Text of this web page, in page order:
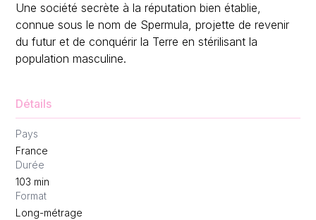
Une société secrète à la réputation bien établie,
connue sous le nom de Spermula, projette de revenir
du futur et de conquérir la Terre en stérilisant la
population masculine.
Détails
Pays
France
Durée
103 min
Format
Long-métrage